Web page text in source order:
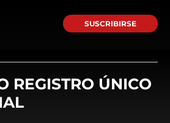
SUSCRIBIRSE
REGISTRO ÚNICO